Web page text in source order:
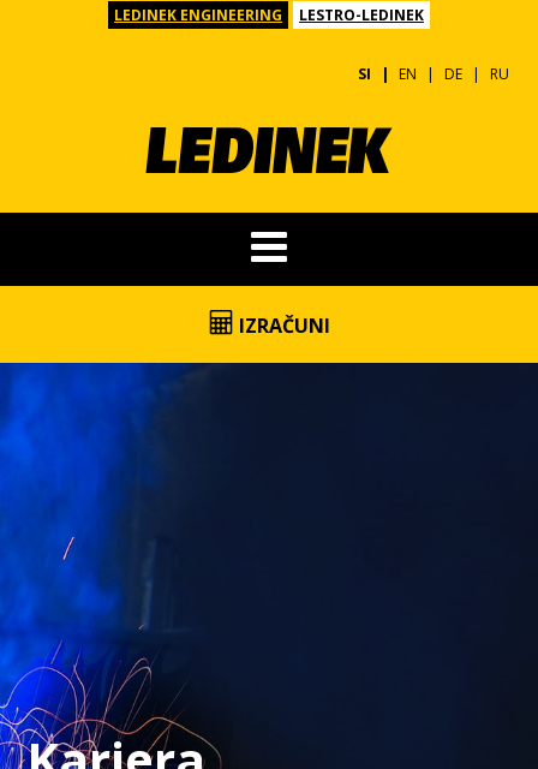
LEDINEK ENGINEERING LESTRO-LEDINEK
SI EN DE RU
IZRAČUNI